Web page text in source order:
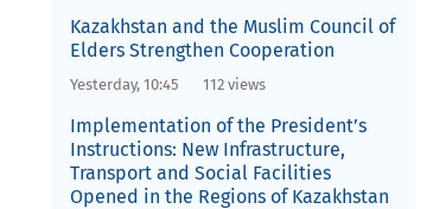
Kazakhstan and the Muslim Council of
Elders Strengthen Cooperation
Yesterday, 10:45 112 views
Implementation of the President’s
Instructions: New Infrastructure,
Transport and Social Facilities
Opened in the Regions of Kazakhstan